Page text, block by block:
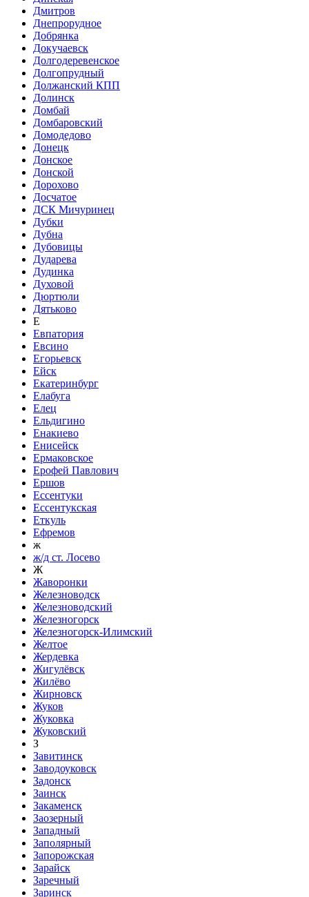
Дмитров
Днепрорудное
Добрянка
Докучаевск
Долгодеревенское
Долгопрудный
Должанский КПП
Долинск
Домбай
Домбаровский
Домодедово
Донецк
Донское
Донской
Дорохово
Досчатое
ДСК Мичуринец
Дубки
Дубна
Дубовицы
Дударева
Дудинка
Духовой
Дюртюли
Дятьково
Е
Евпатория
Евсино
Егорьевск
Ейск
Екатеринбург
Елабуга
Елец
Ельдигино
Енакиево
Енисейск
Ермаковское
Ерофей Павлович
Ершов
Ессентуки
Ессентукская
Еткуль
Ефремов
ж
ж/д ст. Лосево
Ж
Жаворонки
Железноводск
Железноводский
Железногорск
Железногорск-Илимский
Желтое
Жердевка
Жигулёвск
Жилёво
Жирновск
Жуков
Жуковка
Жуковский
З
Завитинск
Заводоуковск
Задонск
Заинск
Закаменск
Заозерный
Западный
Заполярный
Запорожская
Зарайск
Заречный
Заринск